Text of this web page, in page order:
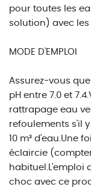
pour toutes les
solution) avec les
MODE D'EMPLOI
Assurez-vous
pH entre 7.0 et
rattrapage eau
refoulements s'il
10 m³ d'eau.Une
éclaircie
habituel.L'emploi
choc avec ce